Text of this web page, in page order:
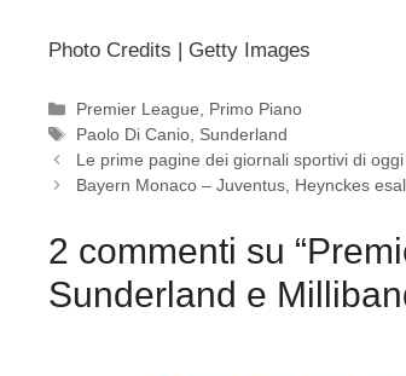
Photo Credits | Getty Images
Categorie
Premier League, Primo Piano
Tag
Paolo Di Canio, Sunderland
Le prime pagine dei giornali sportivi di
Bayern Monaco – Juventus, Heynckes
2 commenti su
Sunderland e